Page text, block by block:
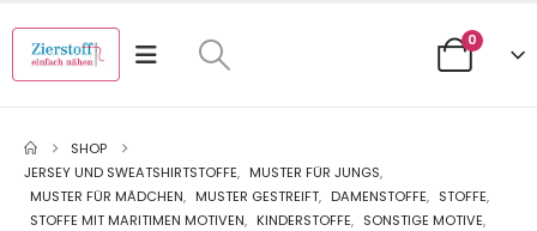
0
SHOP
JERSEY UND SWEATSHIRTSTOFFE, MUSTER FÜR JUNGS,
MUSTER FÜR MÄDCHEN, MUSTER GESTREIFT, DAMENSTOFFE, STOFFE,
STOFFE MIT MARITIMEN MOTIVEN, KINDERSTOFFE, SONSTIGE MOTIVE,